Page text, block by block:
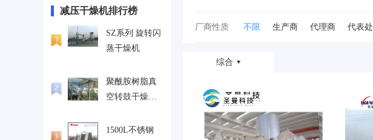
减压干燥机排行榜
SZ系列 旋转闪
蒸干燥机
聚酰胺树脂真
空转鼓干燥机
1500L不锈钢
云南
浙江 台湾 香港 澳门
厂商性质 不限 生产商 代理商 代表处
综合